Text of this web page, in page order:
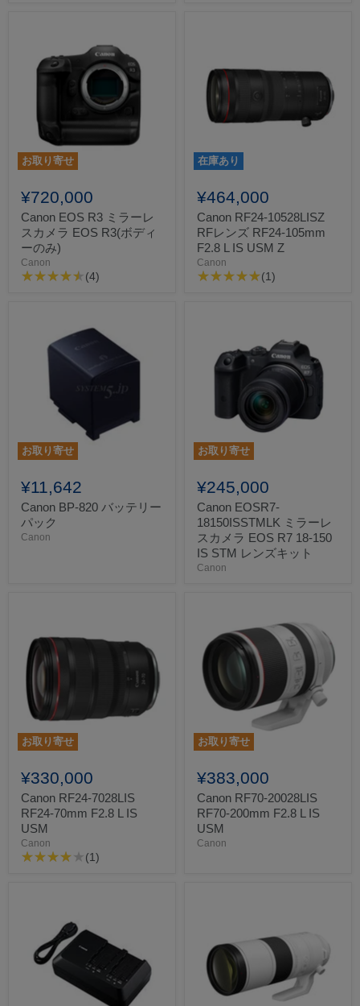
お取り寄せ
¥720,000
Canon EOS R3 ミラーレ
スカメラ EOS R3(ボディ
ーのみ)
Canon
(4)
在庫あり
¥464,000
Canon RF24-10528LISZ
RFレンズ RF24-105mm
F2.8 L IS USM Z
Canon
(1)
お取り寄せ
¥11,642
Canon BP-820 バッテリー
パック
Canon
お取り寄せ
¥245,000
Canon EOSR7-
18150ISSTMLK ミラーレ
スカメラ EOS R7 18-150
IS STM レンズキット
Canon
お取り寄せ
¥330,000
Canon RF24-7028LIS
RF24-70mm F2.8 L IS
USM
Canon
(1)
お取り寄せ
¥383,000
Canon RF70-20028LIS
RF70-200mm F2.8 L IS
USM
Canon